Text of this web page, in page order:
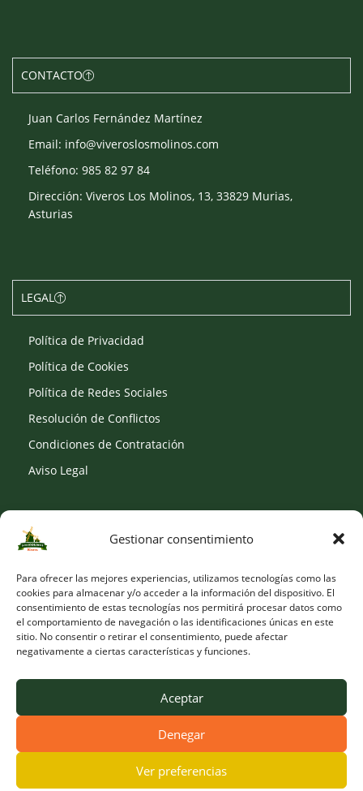
Gestionar consentimiento
Para ofrecer las mejores experiencias, utilizamos tecnologías como las
cookies para almacenar y/o acceder a la información del dispositivo. El
consentimiento de estas tecnologías nos permitirá procesar datos como
el comportamiento de navegación o las identificaciones únicas en este
sitio. No consentir o retirar el consentimiento, puede afectar
negativamente a ciertas características y funciones.
Aceptar
Denegar
Ver preferencias
CONTACTO
Juan Carlos Fernández Martínez
Email: info@viveroslosmolinos.com
Teléfono: 985 82 97 84
Dirección: Viveros Los Molinos, 13, 33829 Murias,
Asturias
LEGAL
Política de Privacidad
Política de Cookies
Política de Redes Sociales
Resolución de Conflictos
Condiciones de Contratación
Aviso Legal
SOCIAL
© Copyright 2026 Viveros Los Molinos |
Developed by Obelisk